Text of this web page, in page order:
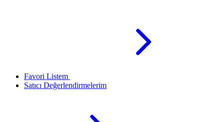
Favori Listem
Satıcı Değerlendirmelerim